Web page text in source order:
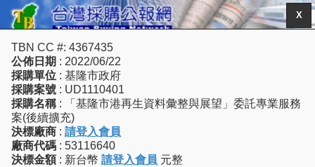
X
TBN CC #: 4367435
公佈日期 : 2022/06/22
採購單位 : 基隆市政府
採購案號 : UD1110401
採購名稱 : 「基隆市港再生資料彙整與展望」委託專業服務
案(後續擴充)
決標廠商 : 請登入會員
廠商代碼 : 53116640
決標金額 : 新台幣 請登入會員 元整